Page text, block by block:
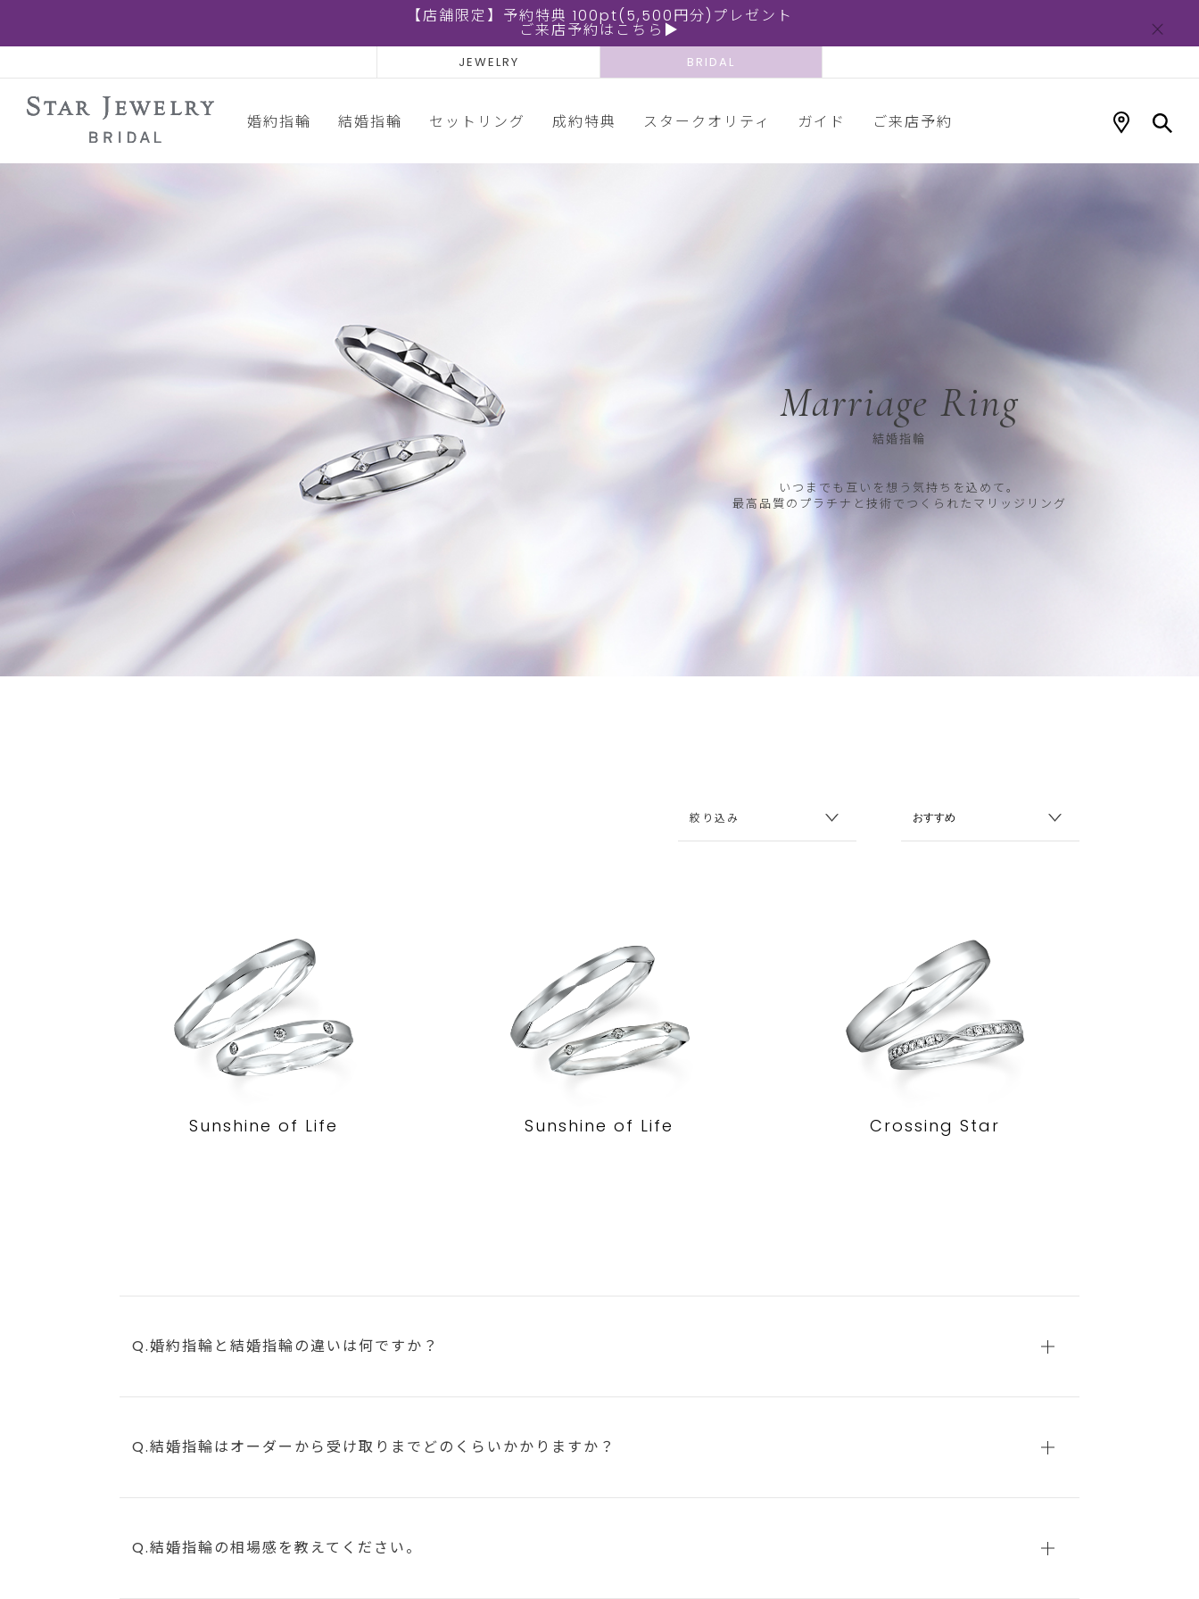
【店舗限定】予約特典 100pt(5,500円分)プレゼント
ご来店予約はこちら▶
JEWELRY BRIDAL
婚約指輪 結婚指輪 セットリング 成約特典 スタークオリティ ガイド ご来店予約
Marriage Ring
結婚指輪
いつまでも互いを想う気持ちを込めて。
最高品質のプラチナと技術でつくられたマリッジリング
絞り込み
Sunshine of Life Sunshine of Life Crossing Star
Q.婚約指輪と結婚指輪の違いは何ですか？
Q.結婚指輪はオーダーから受け取りまで どのくらいかかりますか？
Q.結婚指輪の相場感を教えてください。